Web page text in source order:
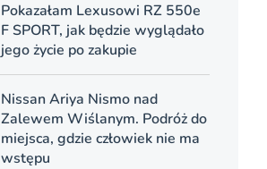
Pokazałam Lexusowi RZ 550e
F SPORT, jak będzie wyglądało
jego życie po zakupie
Nissan Ariya Nismo nad
Zalewem Wiślanym. Podróż do
miejsca, gdzie człowiek nie ma
wstępu